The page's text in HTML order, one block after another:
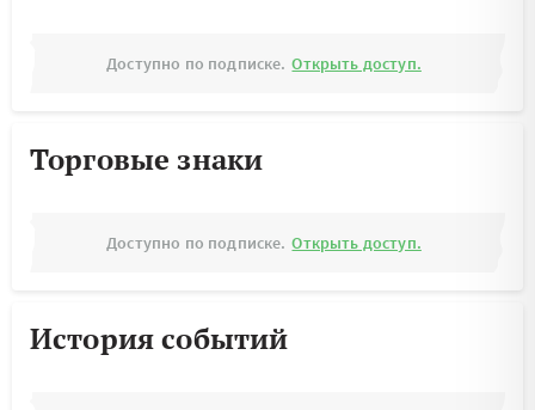
Доступно по подписке. Открыть доступ.
Торговые знаки
Доступно по подписке. Открыть доступ.
История событий